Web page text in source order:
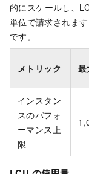
的にスケールし、
単位で請求されま
です。
メトリック 最
インスタン
スのパフォ
ーマンス上
限